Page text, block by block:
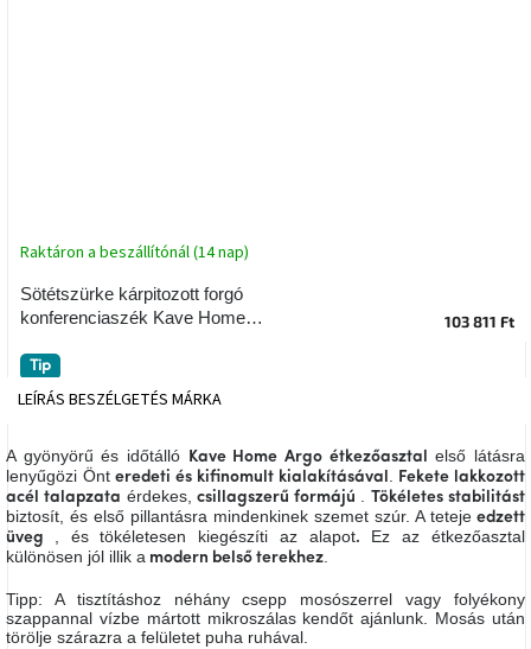
Belső
tavaszi
színekben
Tavasz
az
asztalon
A
tűz
mellett
ülve
belső
tér
Sötétszürke kárpitozott forgó
konferenciaszék Kave Home
Raktáron a beszállítónál (14 nap)
103 811 Ft
Tip
LEÍRÁS BESZÉLGETÉS MÁRKA
A gyönyörű és időtálló Kave Home Argo étkezőasztal első látásra
lenyűgözi Önteredeti és kifinomult kialakításával. Fekete lakkozott
acél talapzata érdekes, csillagszerű formájú . Tökéletes stabilitást
biztosít, és első pillantásra mindenkinek szemet szúr. A teteje edzett
üveg , és tökéletesen kiegészíti az alapot. Ez az étkezőasztal
különösen jól illik a modern belső terekhez.
Tipp: A tisztításhoz néhány csepp mosószerrel vagy folyékony
szappannal vízbe mártott mikroszálas kendőt ajánlunk. Mosás után
törölje szárazra a felületet puha ruhával.